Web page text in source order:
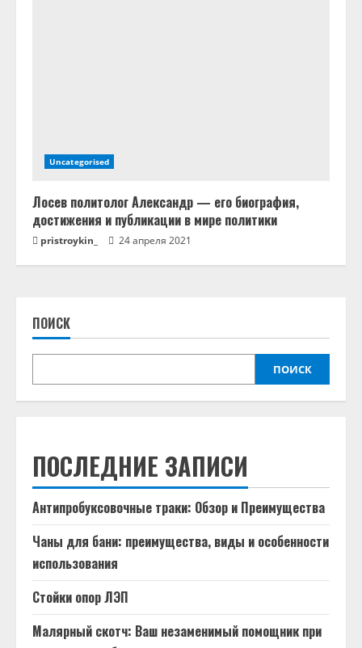
Uncategorised
Лосев политолог Александр — его биография,
достижения и публикации в мире политики
pristroykin_ 24 апреля 2021
ПОИСК
ПОИСК
ПОСЛЕДНИЕ ЗАПИСИ
Антипробуксовочные траки: Обзор и Преимущества
Чаны для бани: преимущества, виды и особенности
использования
Стойки опор ЛЭП
Малярный скотч: Ваш незаменимый помощник при